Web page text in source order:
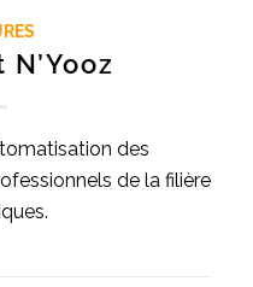
des
de la filière